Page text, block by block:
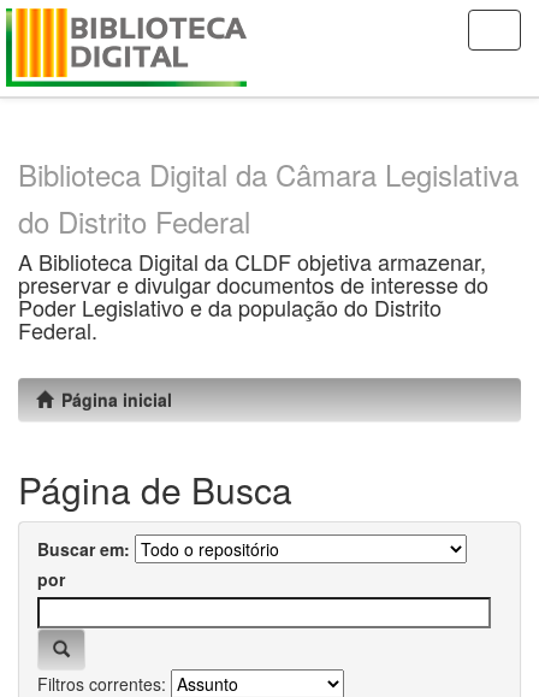
Skip
Biblioteca Digital da Câmara Legislativa
do Distrito Federal
A Biblioteca Digital da CLDF objetiva armazenar,
preservar e divulgar documentos de interesse do
Poder Legislativo e da população do Distrito
Federal.
Página inicial
Página de Busca
Buscar em:
por
Filtros correntes: